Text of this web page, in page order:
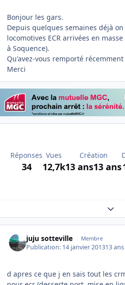
Bonjour les gars.
Depuis quelques semaines déjà
locomotives ECR arrivées en
à Soquence).
Qu'avez-vous remporté
Merci
Réponses
34
Vues
12,7k
Création
13 ans13 ans
juju sotteville Membre
Publication: 14 janvier 201313 ans
d apres ce que j en sais tout les